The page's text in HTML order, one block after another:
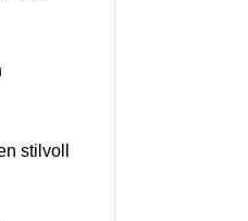
stilvoll